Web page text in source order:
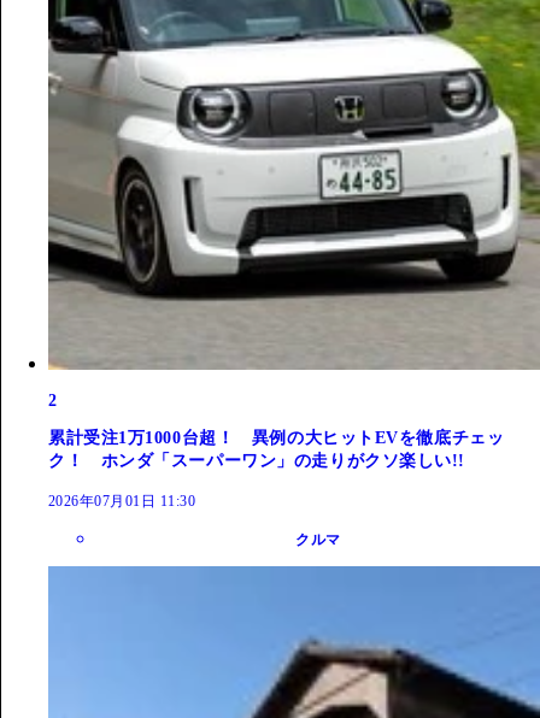
2
累計受注1万1000台超！ 異例の大ヒットEVを徹底チェッ
ク！ ホンダ「スーパーワン」の走りがクソ楽しい!!
2026年07月01日 11:30
クルマ